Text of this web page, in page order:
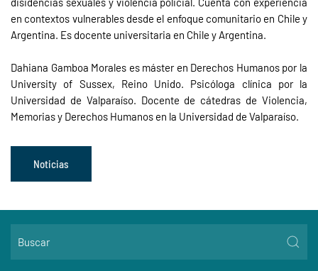
en contextos vulnerables desde el enfoque comunitario en Chile y
Argentina. Es docente universitaria en Chile y Argentina.
Dahiana Gamboa Morales es máster en Derechos Humanos por la
University of Sussex, Reino Unido. Psicóloga clínica por la
Universidad de Valparaíso. Docente de cátedras de Violencia,
Memorias y Derechos Humanos en la Universidad de Valparaíso.
Noticias